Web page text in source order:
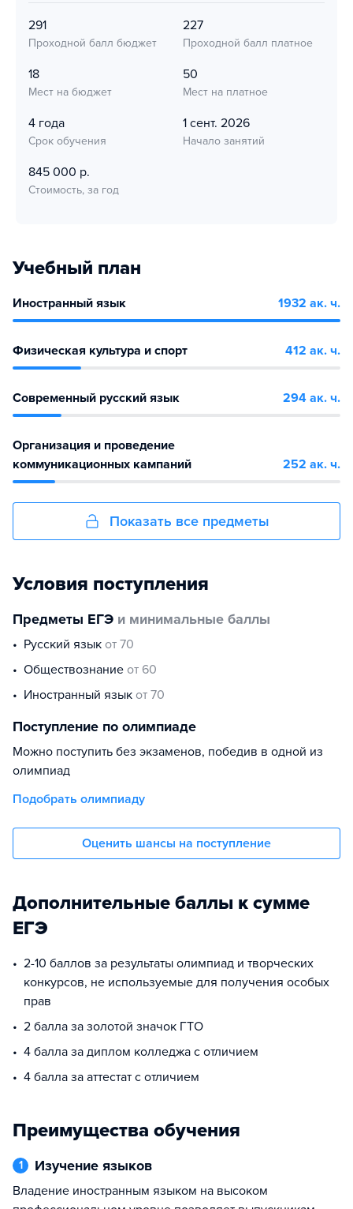
291
Проходной балл бюджет
227
Проходной балл платное
18
Мест на бюджет
50
Мест на платное
4 года
Срок обучения
1 сент. 2026
Начало занятий
845 000 р.
Стоимость, за год
Учебный план
Иностранный язык 1932 ак. ч.
Физическая культура и спорт 412 ак. ч.
Современный русский язык 294 ак. ч.
Организация и проведение
коммуникационных кампаний
252 ак. ч.
Показать все предметы
Условия поступления
Предметы ЕГЭ и минимальные баллы
русский язык от 70
обществознание от 60
иностранный язык от 70
Поступление по олимпиаде
Можно поступить без экзаменов, победив в одной из
олимпиад
Подобрать олимпиаду
Оценить шансы на поступление
Дополнительные баллы к сумме
ЕГЭ
2-10 баллов за результаты олимпиад и творческих
конкурсов, не используемые для получения особых
прав
2 балла за золотой значок ГТО
4 балла за диплом колледжа с отличием
4 балла за аттестат с отличием
Преимущества обучения
1 Изучение языков
Владение иностранным языком на высоком